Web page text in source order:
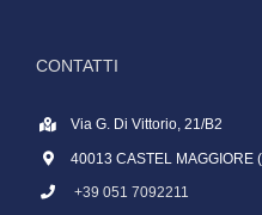
CONTATTI
Via G. Di Vittorio, 21/B2
40013 CASTEL MAGGIORE
+39 051 7092211